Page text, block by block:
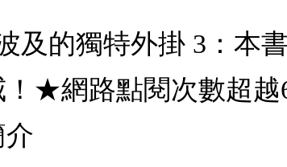
及的獨特外掛 3：本
！★網路點閱次數超